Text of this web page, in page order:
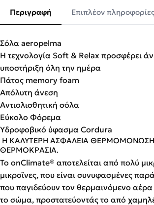
Περιγραφή Επιπλέον πληροφορίες
Σόλα aeropelma
Η τεχνολογία Soft & Relax προσφέρει
υποστήριξη όλη την ημέρα
Πάτος memory foam
Aπόλυτη άνεση
Aντιολισθητική σόλα
Εύκολο Φόρεμα
Υδροφοβικό ύφασμα Cordura
Η ΚΑΛΥΤΕΡΗ ΑΣΦΑΛΕΙΑ
ΘΕΡΜΟΚΡΑΣΙΑ.
Το onClimate® αποτελείται από πολύ
μικροϊνες, που είναι συνυφασμένες
που παγιδεύουν τον θερμαινόμενο
το σώμα, προστατεύοντάς το από